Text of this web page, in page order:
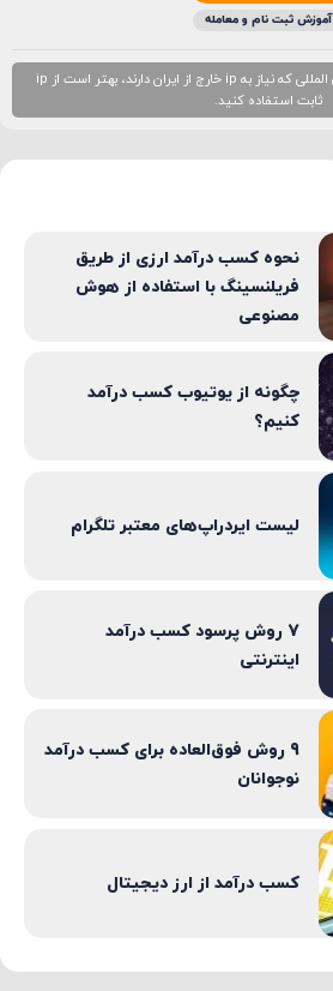
آموزش ثبت نام و معامله
برای ثبت نام در صرافی‌های بین المللی که نیاز به ip خارج از ایران دارند، بهتر است از ip
ثابت استفاده کنید.
نحوه کسب درآمد ارزی از طریق
فریلنسینگ با استفاده از هوش
مصنوعی
چگونه از یوتیوب کسب درآمد
کنیم؟
لیست ایردراپ‌های معتبر تلگرام
7 روش پرسود کسب درآمد
اینترنتی
9 روش فوق‌العاده برای کسب درآمد
نوجوانان
کسب درآمد از ارز دیجیتال